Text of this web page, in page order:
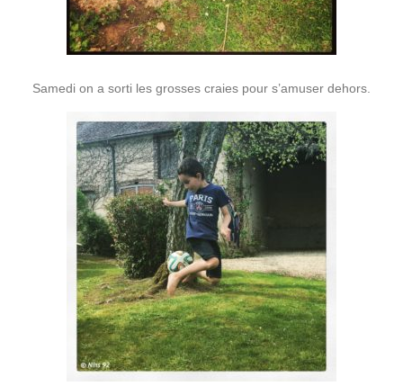
Samedi on a sorti les grosses craies pour s’amuser dehors.